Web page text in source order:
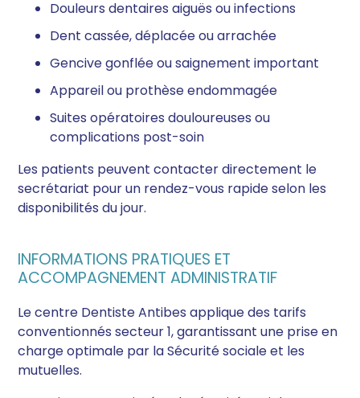
Douleurs dentaires aiguës ou infections
Dent cassée, déplacée ou arrachée
Gencive gonflée ou saignement important
Appareil ou prothèse endommagée
Suites opératoires douloureuses ou
complications post-soin
Les patients peuvent contacter directement le
secrétariat pour un rendez-vous rapide selon les
disponibilités du jour.
INFORMATIONS PRATIQUES ET
ACCOMPAGNEMENT ADMINISTRATIF
Le centre Dentiste Antibes applique des tarifs
conventionnés secteur 1, garantissant une prise en
charge optimale par la Sécurité sociale et les
mutuelles.